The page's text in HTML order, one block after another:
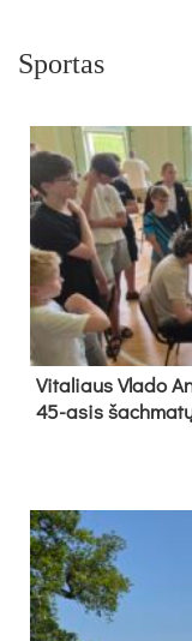
Sportas
Vi­ta­liaus Vla­do
45-asis